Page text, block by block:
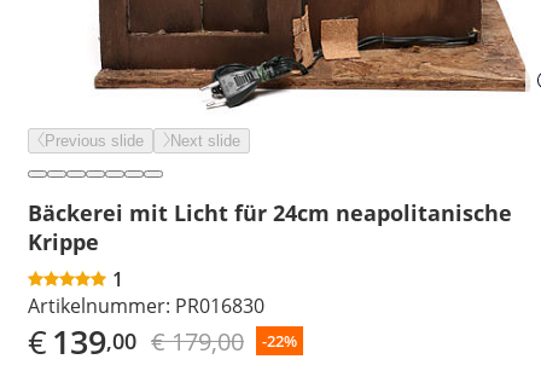
Previous slide Next slide
Bäckerei mit Licht für 24cm neapolitanische
Krippe
1
Artikelnummer: PR016830
€139,00 € 179,00 -22%